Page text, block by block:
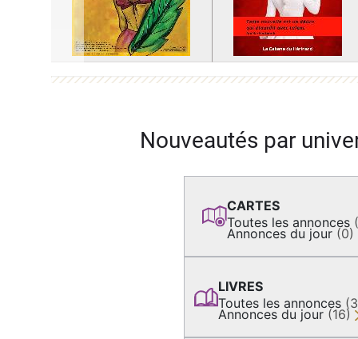
Nouveautés par
CARTES
Toutes les annonces
Annonces du jour (0)
LIVRES
Toutes les annonces
Annonces du jour (16)